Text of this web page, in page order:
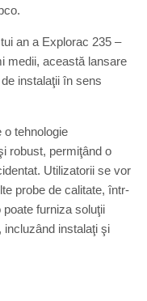
an a Explorac 235 –
medii, această lansare
instalaţii în sens
o tehnologie
robust, permiţând o
Utilizatorii se vor
probe de calitate, într-
furniza soluţii
instalaţi şi